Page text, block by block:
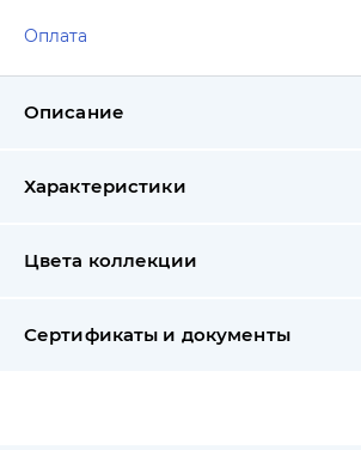
Оплата
Описание
Характеристики
Цвета коллекции
Сертификаты и документы